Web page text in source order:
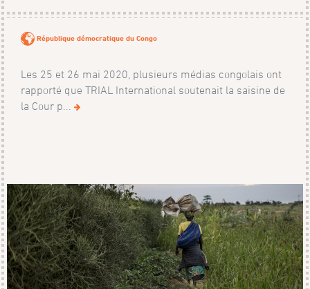
République démocratique du Congo
Les 25 et 26 mai 2020, plusieurs médias congolais ont
rapporté que TRIAL International soutenait la saisine de
la Cour p...